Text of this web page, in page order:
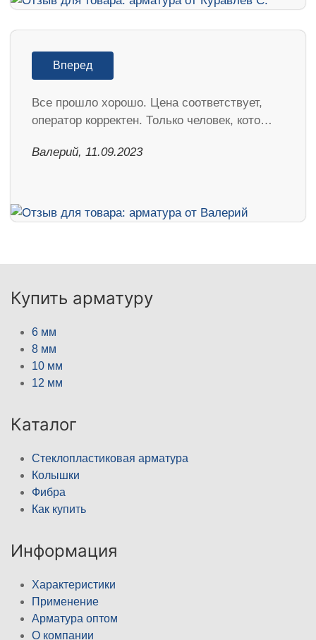
Вперед
Все прошло хорошо. Цена соответствует,
оператор корректен. Только человек, кото…
Валерий, 11.09.2023
Купить арматуру
6 мм
8 мм
10 мм
12 мм
Каталог
Стеклопластиковая арматура
Колышки
Фибра
Как купить
Информация
Характеристики
Применение
Арматура оптом
О компании